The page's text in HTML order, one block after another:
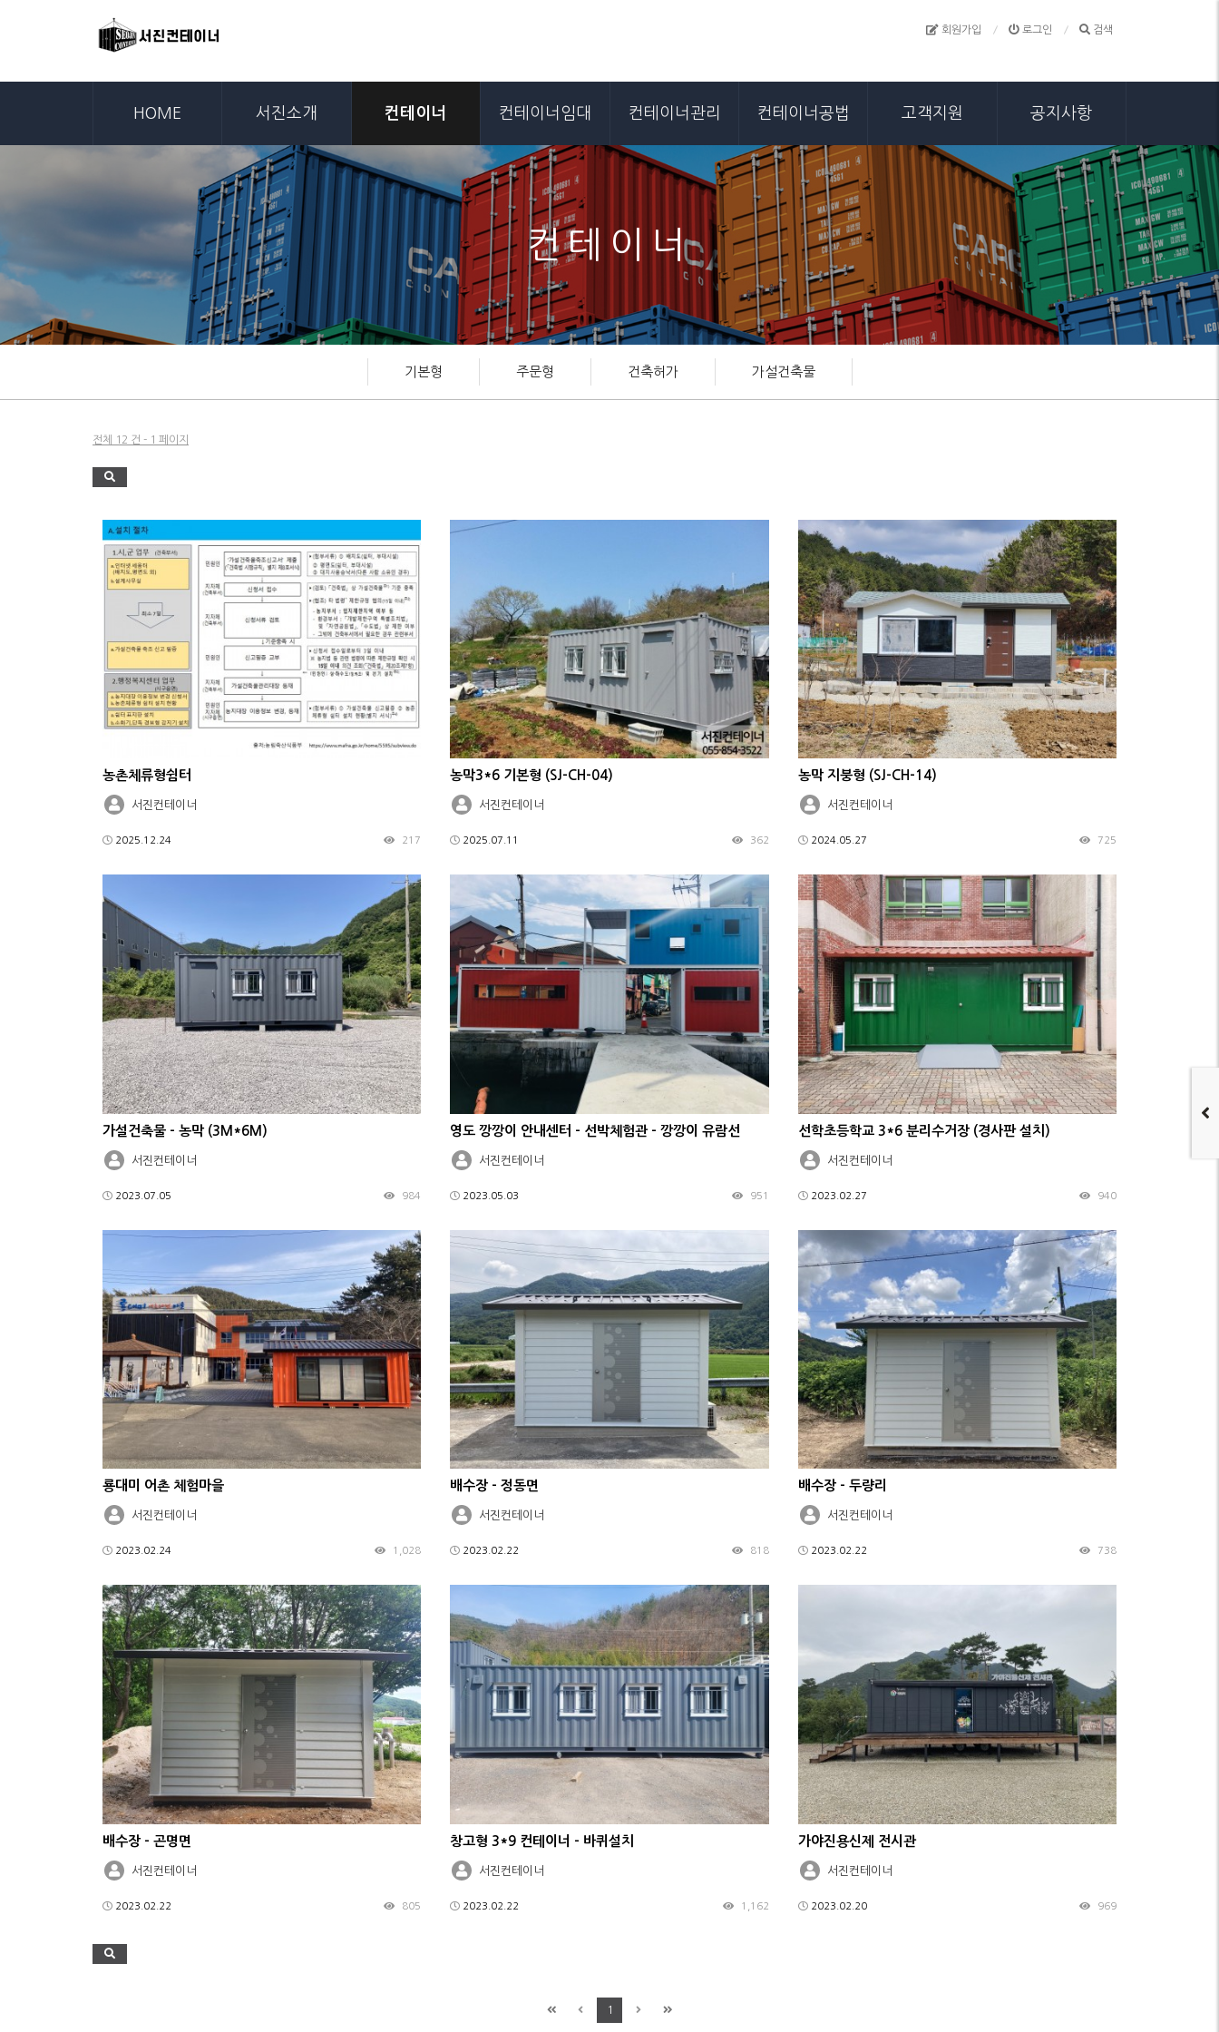
회원가입 로그인 검색
HOME 서진소개 컨테이너 컨테이너임대 컨테이너관리 컨테이너공법 고객지원 공지사항
컨테이너
기본형 주문형 건축허가 가설건축물
전체 12 건 - 1 페이지
농촌체류형쉼터
서진컨테이너
2025.12.24 217
농막3*6 기본형 (SJ-CH-04)
서진컨테이너
2025.07.11 362
농막 지붕형 (SJ-CH-14)
서진컨테이너
2024.05.27 725
가설건축물 - 농막 (3M*6M)
서진컨테이너
2023.07.05 984
영도 깡깡이 안내센터 - 선박체험관 - 깡깡이 유람선
서진컨테이너
2023.05.03 951
선학초등학교 3*6 분리수거장 (경사판 설치)
서진컨테이너
2023.02.27 940
룡대미 어촌 체험마을
서진컨테이너
2023.02.24 1,028
배수장 - 정동면
서진컨테이너
2023.02.22 818
배수장 - 두량리
서진컨테이너
2023.02.22 738
배수장 - 곤명면
서진컨테이너
2023.02.22 805
창고형 3*9 컨테이너 - 바퀴설치
서진컨테이너
2023.02.22 1,162
가야진용신제 전시관
서진컨테이너
2023.02.20 969
1